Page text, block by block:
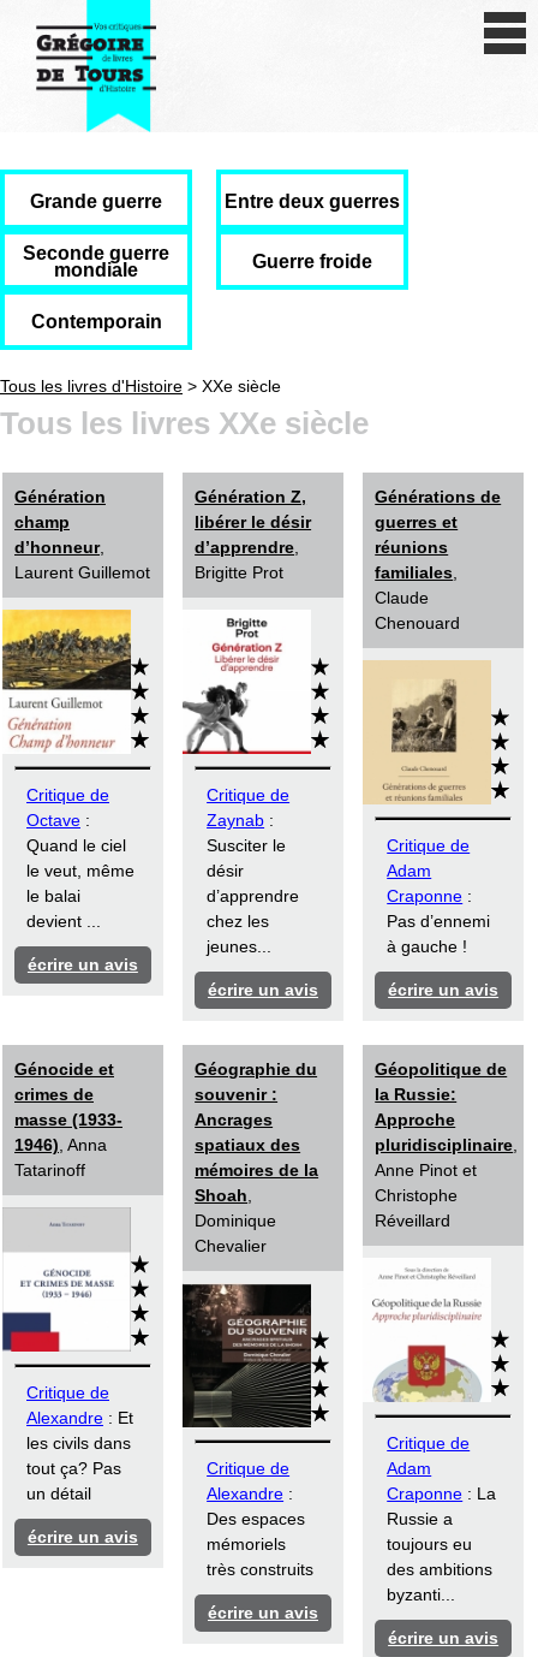
Antiquité
Moyen Age
XXe siècle
Thématiques
Grande guerre Entre deux guerres
Seconde guerre
mondiale
Guerre froide
Contemporain
Tous les livres d'Histoire > XXe siècle
Tous les livres XXe siècle
Génération
champ
d’honneur,
Laurent Guillemot
Critique de
Octave :
Quand le ciel
le veut, même
le balai
devient ...
écrire un avis
Génération Z,
libérer le désir
d’apprendre
Brigitte Prot
Critique de
Zaynab :
Susciter le
désir
d’apprendre
chez les
jeunes...
écrire un avis
Générations de
guerres et
réunions
familiales
Claude
Chenouard
Critique de
Adam
Craponne :
Pas d’ennemi
à gauche !
écrire un avis
Génocide et
crimes de
masse (1933-
1946) , Anna
Tatarinoff
Critique de
Alexandre : Et
les civils dans
tout ça? Pas
un détail
écrire un avis
Géographie du
souvenir :
Ancrages
spatiaux des
mémoires de la
Shoah
Dominique
Chevalier
Critique de
Alexandre :
Des espaces
mémoriels
très construits
écrire un avis
Géopolitique de
la Russie:
Approche
pluridisciplinaire
Anne Pinot et
Christophe
Réveillard
Critique de
Adam
Craponne : La
Russie a
toujours eu
des ambitions
byzanti...
écrire un avis